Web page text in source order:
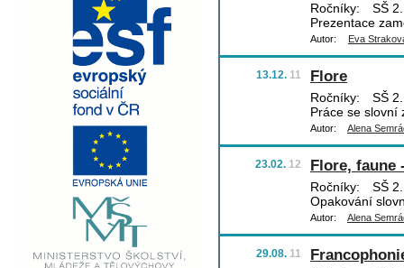
Ročníky:
SŠ
Prezentace
Autor: Eva
13.12. 11 Flore
Ročníky:
SŠ
Práce se slovní
Autor: Alena
23.02. 12 Flore, faune
Ročníky:
SŠ
Opakování
Autor: Alena
29.08. 11